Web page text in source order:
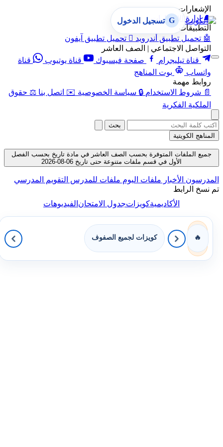
الإشعارات
🔔 إدارة الإشعارات
التطبيقات
🤖 تحميل تطبيق أندرويد  تحميل تطبيق آيفون
التواصل الاجتماعي | الصف العاشر
قناة تيليجرام
صفحة فيسبوك قناة يوتيوب
قناة
واتساب
بوت المناهج
روابط مهمة
📄 شروط الاستخدام 🔒 سياسة الخصوصية ✉️ اتصل بنا ⚖️ حقوق
الملكية الفكرية
G تسجيل الدخول
بحث
المناهج الكويتية
جميع الملفات المتوفرة بحسب الصف العاشر في مادة تاريخ بحسب الفصل
الأول في قسم ملفات متنوعة حتى تاريخ 06-08-2026
المدرسون الأخبار ملفات اليوم ملفات للمدرس التقويم المدرسي
تم نسخ الرابط
الأكاديميةكويزاتجدول الامتحانالفيديوهات
🔥 كويزات لجميع الصفوف